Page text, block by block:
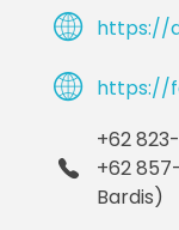
https://
https://
+62
+62
Bardis)